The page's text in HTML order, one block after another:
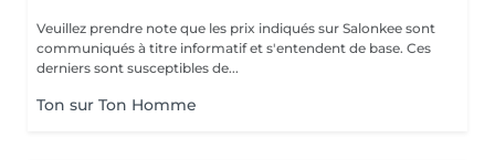
Veuillez prendre note que les prix indiqués sur Salonkee sont
communiqués à titre informatif et s'entendent de base. Ces
derniers sont susceptibles de...
Ton sur Ton Homme